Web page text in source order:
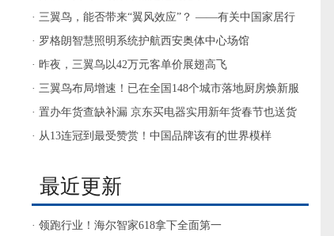
· 三翼鸟，能否带来“翼风效应”？ ——有关中国家居行
业变革话题的观察
· 罗格朗智慧照明系统护航西安奥体中心场馆
· 昨夜，三翼鸟以42万元客单价展翅高飞
· 三翼鸟布局增速！已在全国148个城市落地厨房焕新服
务
· 置办年货查缺补漏 京东买电器实用新年货春节也送货
· 从13连冠到最受赞赏！中国品牌该有的世界模样
最近更新
· 领跑行业！海尔智家618拿下全面第一